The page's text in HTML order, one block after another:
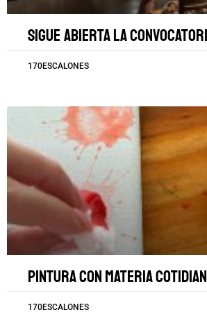
Sigue abierta la
170ESCALONES
Pintura con materia
170ESCALONES